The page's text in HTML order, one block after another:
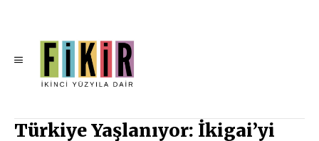
Türkiye Yaşlanıyor: İkigai’yi